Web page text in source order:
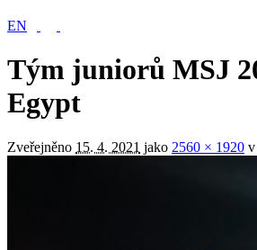
EN
Tým juniorů MSJ
Egypt
Zveřejněno 15. 4. 2021 jako 2560 × 1920 v